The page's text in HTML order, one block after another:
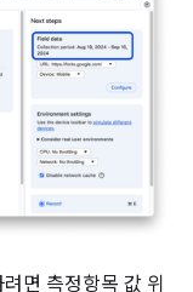
면 측정항목 값 위